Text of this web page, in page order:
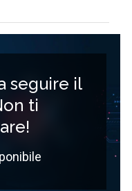
seguire il
ti